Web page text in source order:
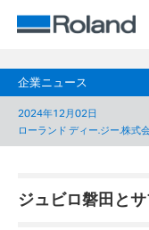
企業ニュース
2024年12月02日
ローランド ディー.ジー.株式
ジュビロ磐田と